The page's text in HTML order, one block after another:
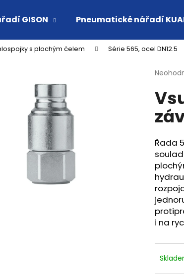
GISON Pneumatické nářadí
s plochým čelem Série 565, ocel DN12.5
produktu
je
z
Řada
i na
najít?
RYCHLOSPOJKA
4 420,13 Kč